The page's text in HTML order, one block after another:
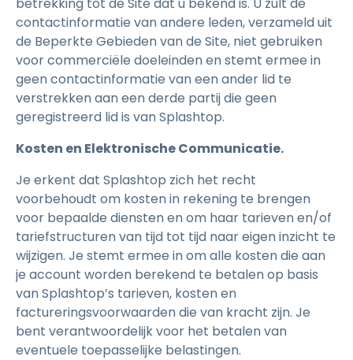
contactinformatie van andere leden, verzameld uit
de Beperkte Gebieden van de Site, niet gebruiken
voor commerciële doeleinden en stemt ermee in
geen contactinformatie van een ander lid te
verstrekken aan een derde partij die geen
geregistreerd lid is van Splashtop.
Kosten en Elektronische Communicatie.
Je erkent dat Splashtop zich het recht
voorbehoudt om kosten in rekening te brengen
voor bepaalde diensten en om haar tarieven en/of
tariefstructuren van tijd tot tijd naar eigen inzicht te
wijzigen. Je stemt ermee in om alle kosten die aan
je account worden berekend te betalen op basis
van Splashtop’s tarieven, kosten en
factureringsvoorwaarden die van kracht zijn. Je
bent verantwoordelijk voor het betalen van
eventuele toepasselijke belastingen.